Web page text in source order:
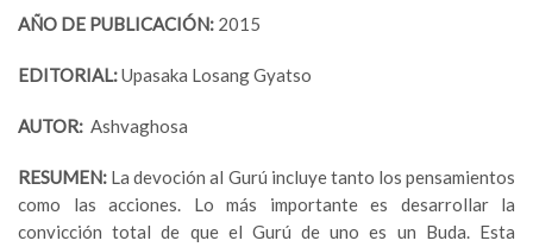
AÑO DE PUBLICACIÓN: 2015
EDITORIAL:Upasaka Losang Gyatso
AUTOR: Ashvaghosa
RESUMEN: La devoción al Gurú incluye tanto los pensamientos
como las acciones. Lo más importante es desarrollar la
convicción total de que el Gurú de uno es un Buda. Esta